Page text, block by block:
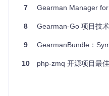
查。
时间调度需求。
总结
G2作为一款现代化的
7 Gearman Manager
8 Gearman-Go 项目技
9 GearmanBundle：
10 php-zmq 开源项目最